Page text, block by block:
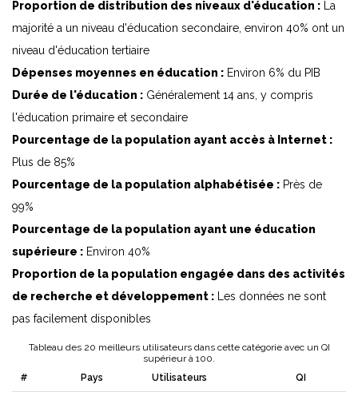
Proportion de distribution des niveaux d'éducation : La
majorité a un niveau d'éducation secondaire, environ 40% ont un
niveau d'éducation tertiaire
Dépenses moyennes en éducation : Environ 6% du PIB
Durée de l'éducation : Généralement 14 ans, y compris
l'éducation primaire et secondaire
Pourcentage de la population ayant accès à Internet :
Plus de 85%
Pourcentage de la population alphabétisée : Près de
99%
Pourcentage de la population ayant une éducation
supérieure : Environ 40%
Proportion de la population engagée dans des activités
de recherche et développement : Les données ne sont
pas facilement disponibles
Tableau des 20 meilleurs utilisateurs dans cette catégorie avec un QI
supérieur à 100.
#
Pays Utilisateurs QI